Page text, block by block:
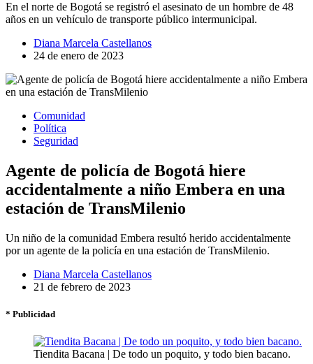
En el norte de Bogotá se registró el asesinato de un hombre de 48
años en un vehículo de transporte público intermunicipal.
Diana Marcela Castellanos
24 de enero de 2023
Comunidad
Política
Seguridad
Agente de policía de Bogotá hiere
accidentalmente a niño Embera en una
estación de TransMilenio
Un niño de la comunidad Embera resultó herido accidentalmente
por un agente de la policía en una estación de TransMilenio.
Diana Marcela Castellanos
21 de febrero de 2023
* Publicidad
Tiendita Bacana | De todo un poquito, y todo bien bacano.